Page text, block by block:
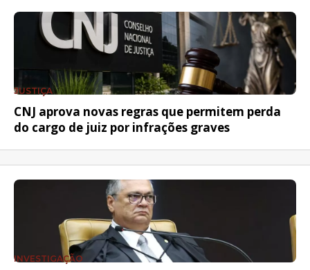
JUSTIÇA
CNJ aprova novas regras que permitem perda
do cargo de juiz por infrações graves
INVESTIGAÇÃO